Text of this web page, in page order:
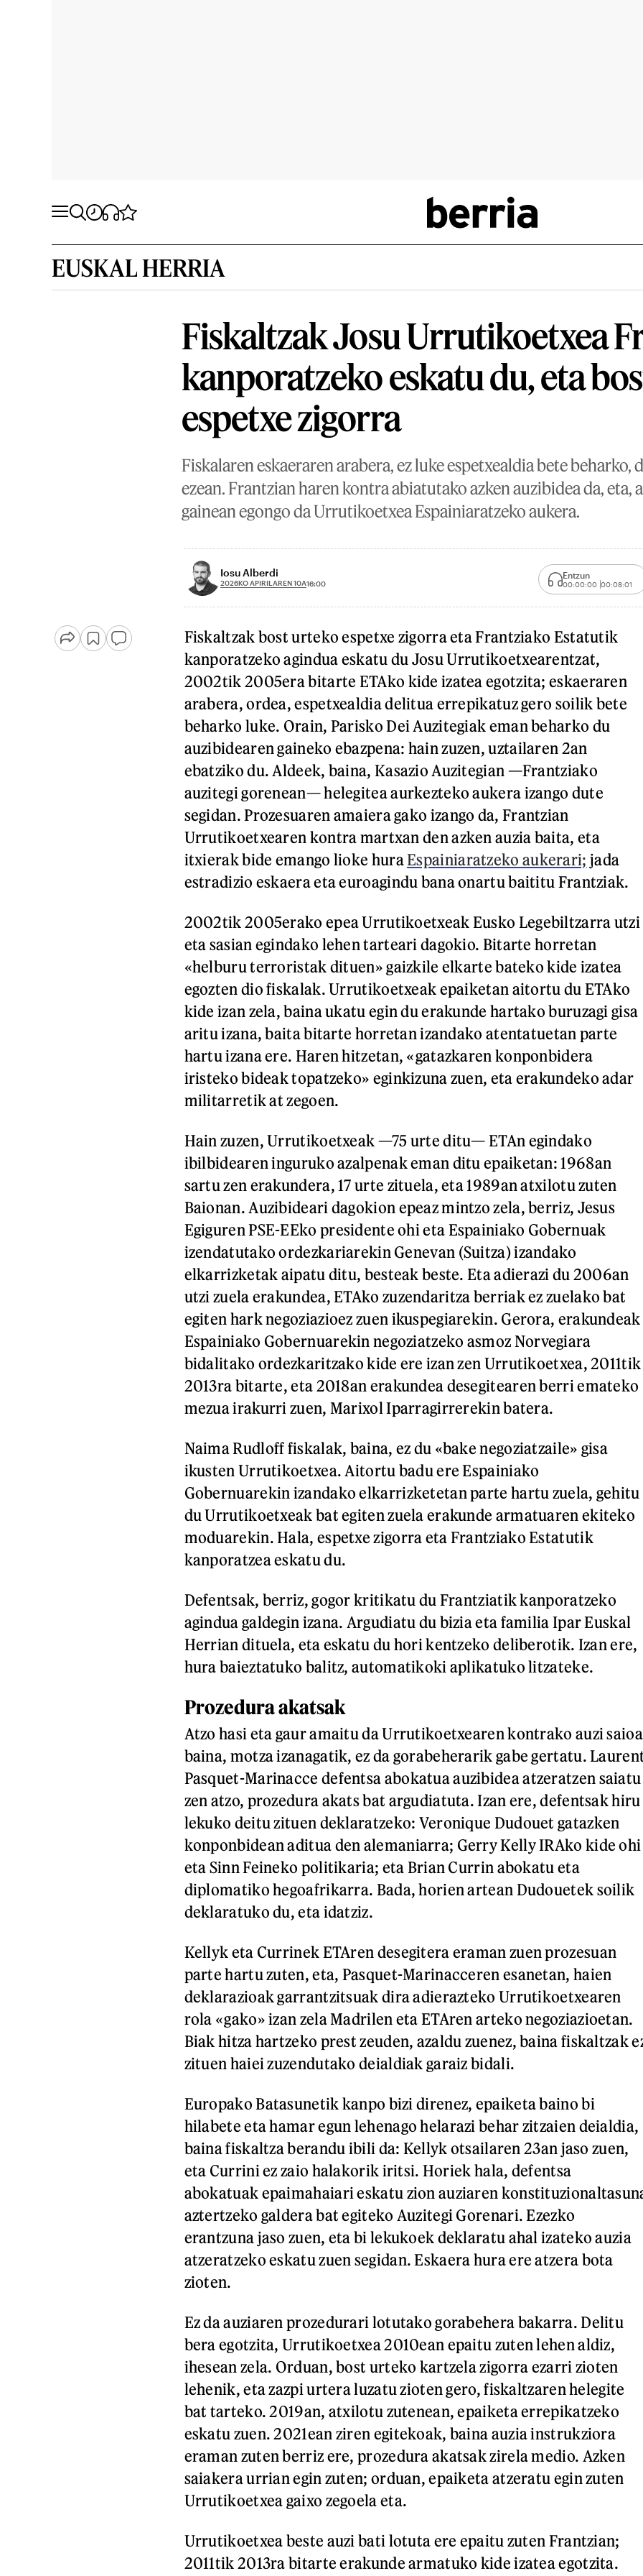
EUSKAL HERRIA
Fiskaltzak Josu Urrutikoetxea
kanporatzeko eskatu du, eta
espetxe zigorra
Fiskalaren eskaeraren arabera, ez luke espetxealdia bete
ezean. Frantzian haren kontra abiatutako azken auzibidea da, eta,
gainean egongo da Urrutikoetxea Espainiaratzeko aukera.
Iosu Alberdi
2026KO APIRILAREN 10A16:00
Entzun
00:00:00 00:08:01
Fiskaltzak bost urteko espetxe zigorra eta Frantziako Estatutik
kanporatzeko agindua eskatu du Josu Urrutikoetxearentzat,
2002tik 2005era bitarte ETAko kide izatea egotzita; eskaeraren
arabera, ordea, espetxealdia delitua errepikatuz gero soilik bete
beharko luke. Orain, Parisko Dei Auzitegiak eman beharko du
auzibidearen gaineko ebazpena: hain zuzen, uztailaren 2an
ebatziko du. Aldeek, baina, Kasazio Auzitegian —Frantziako
auzitegi gorenean— helegitea aurkezteko aukera izango dute
segidan. Prozesuaren amaiera gako izango da, Frantzian
Urrutikoetxearen kontra martxan den azken auzia baita, eta
itxierak bide emango lioke huraEspainiaratzeko aukerari; jada
estradizio eskaera eta euroagindu bana onartu baititu Frantziak.
2002tik 2005erako epea Urrutikoetxeak Eusko Legebiltzarra utzi
eta sasian egindako lehen tarteari dagokio. Bitarte horretan
«helburu terroristak dituen» gaizkile elkarte bateko kide izatea
egozten dio fiskalak. Urrutikoetxeak epaiketan aitortu du ETAko
kide izan zela, baina ukatu egin du erakunde hartako buruzagi gisa
aritu izana, baita bitarte horretan izandako atentatuetan parte
hartu izana ere. Haren hitzetan, «gatazkaren konponbidera
iristeko bideak topatzeko» eginkizuna zuen, eta erakundeko adar
militarretik at zegoen.
Hain zuzen, Urrutikoetxeak —75 urte ditu— ETAn egindako
ibilbidearen inguruko azalpenak eman ditu epaiketan: 1968an
sartu zen erakundera, 17 urte zituela, eta 1989an atxilotu zuten
Baionan. Auzibideari dagokion epeaz mintzo zela, berriz, Jesus
Egiguren PSE-EEko presidente ohi eta Espainiako Gobernuak
izendatutako ordezkariarekin Genevan (Suitza) izandako
elkarrizketak aipatu ditu, besteak beste. Eta adierazi du 2006an
utzi zuela erakundea, ETAko zuzendaritza berriak ez zuelako bat
egiten hark negoziazioez zuen ikuspegiarekin. Gerora, erakundeak
Espainiako Gobernuarekin negoziatzeko asmoz Norvegiara
bidalitako ordezkaritzako kide ere izan zen Urrutikoetxea, 2011tik
2013ra bitarte, eta 2018an erakundea desegitearen berri emateko
mezua irakurri zuen, Marixol Iparragirrerekin batera.
Naima Rudloff fiskalak, baina, ez du «bake negoziatzaile» gisa
ikusten Urrutikoetxea. Aitortu badu ere Espainiako
Gobernuarekin izandako elkarrizketetan parte hartu zuela, gehitu
du Urrutikoetxeak bat egiten zuela erakunde armatuaren ekiteko
moduarekin. Hala, espetxe zigorra eta Frantziako Estatutik
kanporatzea eskatu du.
Defentsak, berriz, gogor kritikatu du Frantziatik kanporatzeko
agindua galdegin izana. Argudiatu du bizia eta familia Ipar Euskal
Herrian dituela, eta eskatu du hori kentzeko deliberotik. Izan ere,
hura baieztatuko balitz, automatikoki aplikatuko litzateke.
Prozedura akatsak
Atzo hasi eta gaur amaitu da Urrutikoetxearen kontrako auzi
baina, motza izanagatik, ez da gorabeherarik gabe gertatu.
Pasquet-Marinacce defentsa abokatua auzibidea atzeratzen saiatu
zen atzo, prozedura akats bat argudiatuta. Izan ere, defentsak hiru
lekuko deitu zituen deklaratzeko: Veronique Dudouet gatazken
konponbidean aditua den alemaniarra; Gerry Kelly IRAko kide ohi
eta Sinn Feineko politikaria; eta Brian Currin abokatu eta
diplomatiko hegoafrikarra. Bada, horien artean Dudouetek soilik
deklaratuko du, eta idatziz.
Kellyk eta Currinek ETAren desegitera eraman zuen prozesuan
parte hartu zuten, eta, Pasquet-Marinacceren esanetan, haien
deklarazioak garrantzitsuak dira adierazteko Urrutikoetxearen
rola «gako» izan zela Madrilen eta ETAren arteko negoziazioetan.
Biak hitza hartzeko prest zeuden, azaldu zuenez, baina fiskaltzak
zituen haiei zuzendutako deialdiak garaiz bidali.
Europako Batasunetik kanpo bizi direnez, epaiketa baino bi
hilabete eta hamar egun lehenago helarazi behar zitzaien deialdia,
baina fiskaltza berandu ibili da: Kellyk otsailaren 23an jaso zuen,
eta Currini ez zaio halakorik iritsi. Horiek hala, defentsa
abokatuak epaimahaiari eskatu zion auziaren
aztertzeko galdera bat egiteko Auzitegi Gorenari. Ezezko
erantzuna jaso zuen, eta bi lekukoek deklaratu ahal izateko auzia
atzeratzeko eskatu zuen segidan. Eskaera hura ere atzera bota
zioten.
Ez da auziaren prozedurari lotutako gorabehera bakarra. Delitu
bera egotzita, Urrutikoetxea 2010ean epaitu zuten lehen aldiz,
ihesean zela. Orduan, bost urteko kartzela zigorra ezarri zioten
lehenik, eta zazpi urtera luzatu zioten gero, fiskaltzaren helegite
bat tarteko. 2019an, atxilotu zutenean, epaiketa errepikatzeko
eskatu zuen. 2021ean ziren egitekoak, baina auzia instrukziora
eraman zuten berriz ere, prozedura akatsak zirela medio. Azken
saiakera urrian egin zuten; orduan, epaiketa atzeratu egin zuten
Urrutikoetxea gaixo zegoela eta.
Urrutikoetxea beste auzi bati lotuta ere epaitu zuten Frantzian;
2011tik 2013ra bitarte erakunde armatuko kide izatea egotzita.